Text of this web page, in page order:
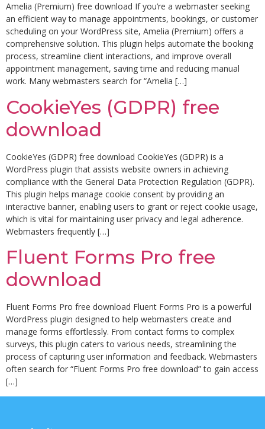
Amelia (Premium) free download If you’re a webmaster seeking
an efficient way to manage appointments, bookings, or customer
scheduling on your WordPress site, Amelia (Premium) offers a
comprehensive solution. This plugin helps automate the booking
process, streamline client interactions, and improve overall
appointment management, saving time and reducing manual
work. Many webmasters search for “Amelia […]
CookieYes (GDPR) free
download
CookieYes (GDPR) free download CookieYes (GDPR) is a
WordPress plugin that assists website owners in achieving
compliance with the General Data Protection Regulation (GDPR).
This plugin helps manage cookie consent by providing an
interactive banner, enabling users to grant or reject cookie usage,
which is vital for maintaining user privacy and legal adherence.
Webmasters frequently […]
Fluent Forms Pro free
download
Fluent Forms Pro free download Fluent Forms Pro is a powerful
WordPress plugin designed to help webmasters create and
manage forms effortlessly. From contact forms to complex
surveys, this plugin caters to various needs, streamlining the
process of capturing user information and feedback. Webmasters
often search for “Fluent Forms Pro free download” to gain access
[…]